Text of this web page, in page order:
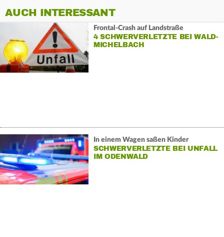
AUCH INTERESSANT
Frontal-Crash auf Landstraße
4 SCHWERVERLETZTE BEI WALD-
MICHELBACH
In einem Wagen saßen Kinder
SCHWERVERLETZTE BEI UNFALL
IM ODENWALD